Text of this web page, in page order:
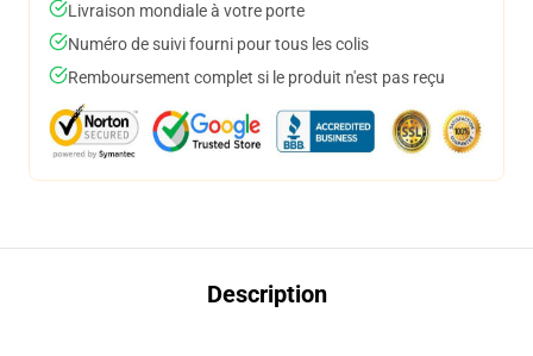
Livraison mondiale à votre porte
Numéro de suivi fourni pour tous les colis
Remboursement complet si le produit n'est pas reçu
Description